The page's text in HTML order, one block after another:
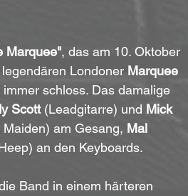
Marquee", das am 10. Oktober
Londoner Marquee
schloss. Das damalige
Scott (Leadgitarre) und Mick
am Gesang, Mal
an den Keyboards.
Band in einem härteren